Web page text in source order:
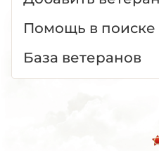
Помощь в поиске
База ветеранов